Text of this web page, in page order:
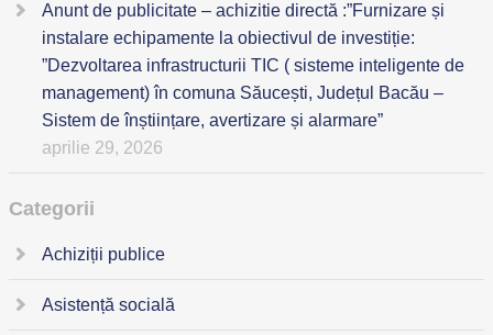
Anunt de publicitate – achizitie directă :”Furnizare și
instalare echipamente la obiectivul de investiție:
”Dezvoltarea infrastructurii TIC ( sisteme inteligente de
management) în comuna Săucești, Județul Bacău –
Sistem de înștiințare, avertizare și alarmare”
aprilie 29, 2026
Categorii
Achiziții publice
Asistență socială